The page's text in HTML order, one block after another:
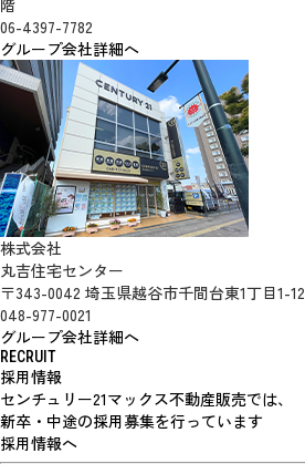
階
06-4397-7782
グループ会社詳細へ
株式会社
丸吉住宅センター
〒343-0042 埼玉県越谷市千間台東1丁目1-12
048-977-0021
グループ会社詳細へ
RECRUIT
採用情報
センチュリー21マックス不動産販売では、
新卒・中途の採用募集を行っています
採用情報へ